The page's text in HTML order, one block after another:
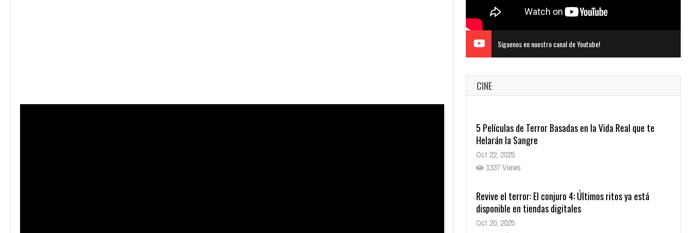
Siguenos en nuestro canal de Youtube!
CINE
5 Películas de Terror Basadas en la Vida Real que te
Helarán la Sangre
Oct 22, 2025
1337 Views
Revive el terror: El conjuro 4: Últimos ritos ya está
disponible en tiendas digitales
Oct 20, 2025